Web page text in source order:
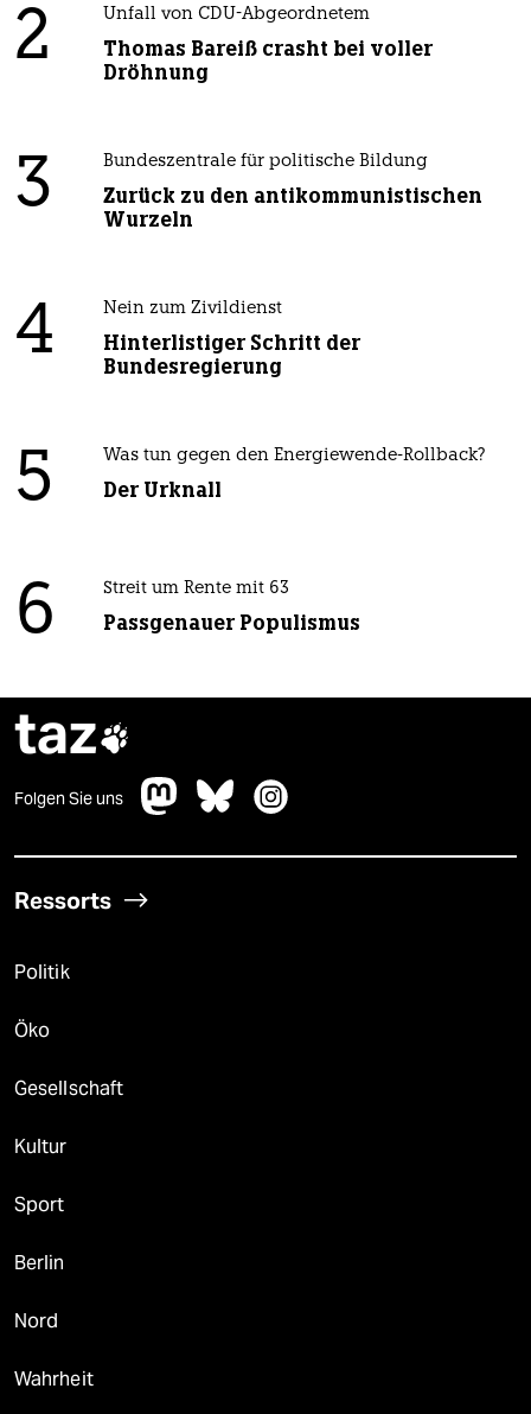
2 Unfall von CDU-Abgeordnetem
Thomas Bareiß crasht bei voller
Dröhnung
3 Bundeszentrale für politische Bildung
Zurück zu den antikommunistischen
Wurzeln
4 Nein zum Zivildienst
Hinterlistiger Schritt der
Bundesregierung
5 Was tun gegen den Energiewende-Rollback?
Der Urknall
6 Streit um Rente mit 63
Passgenauer Populismus
taz
Folgen Sie uns
Ressorts
Politik
Öko
Gesellschaft
Kultur
Sport
Berlin
Nord
Wahrheit